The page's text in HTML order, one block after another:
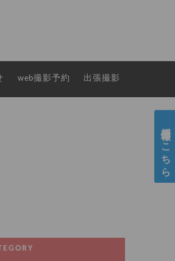
web撮影予約 出張撮影
採用情報はこちら